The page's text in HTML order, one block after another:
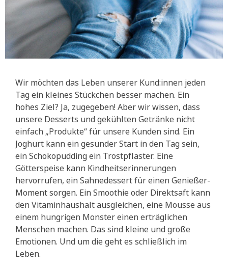
Wir möchten das Leben unserer Kund:innen jeden
Tag ein kleines Stückchen besser machen. Ein
hohes Ziel? Ja, zugegeben! Aber wir wissen, dass
unsere Desserts und gekühlten Getränke nicht
einfach „Produkte“ für unsere Kunden sind. Ein
Joghurt kann ein gesunder Start in den Tag sein,
ein Schokopudding ein Trostpflaster. Eine
Götterspeise kann Kindheitserinnerungen
hervorrufen, ein Sahnedessert für einen Genießer-
Moment sorgen. Ein Smoothie oder Direktsaft kann
den Vitaminhaushalt ausgleichen, eine Mousse aus
einem hungrigen Monster einen erträglichen
Menschen machen. Das sind kleine und große
Emotionen. Und um die geht es schließlich im
Leben.